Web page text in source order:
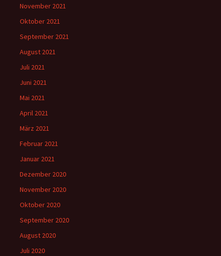
November 2021
Oktober 2021
September 2021
August 2021
Juli 2021
Juni 2021
Mai 2021
April 2021
März 2021
Februar 2021
Januar 2021
Dezember 2020
November 2020
Oktober 2020
September 2020
August 2020
Juli 2020